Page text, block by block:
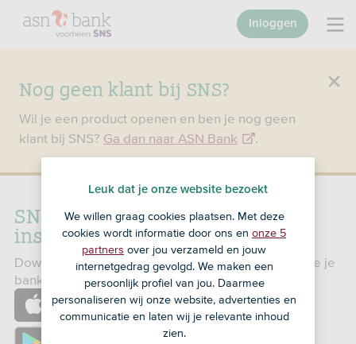
Nog geen klant bij SNS?
Wil je een product openen en ben je nog geen
klant bij SNS? Ga dan naar ASN Bank .
Inloggen
SNS App downloaden en
installeren
Download de app op je mobiel of tablet. Dan heb je je
bankzaken altijd op zak. Veilig én makkelijk.
https://apps.apple.com/nl/app/sns/id1585670233
https://play.google.com/store/apps/details?
Leuk dat je onze website bezoekt
We willen graag cookies plaatsen. Met deze
cookies wordt informatie door ons en onze 5
partners over jou verzameld en jouw
internetgedrag gevolgd. We maken een
persoonlijk profiel van jou. Daarmee
personaliseren wij onze website, advertenties en
communicatie en laten wij je relevante inhoud
zien.